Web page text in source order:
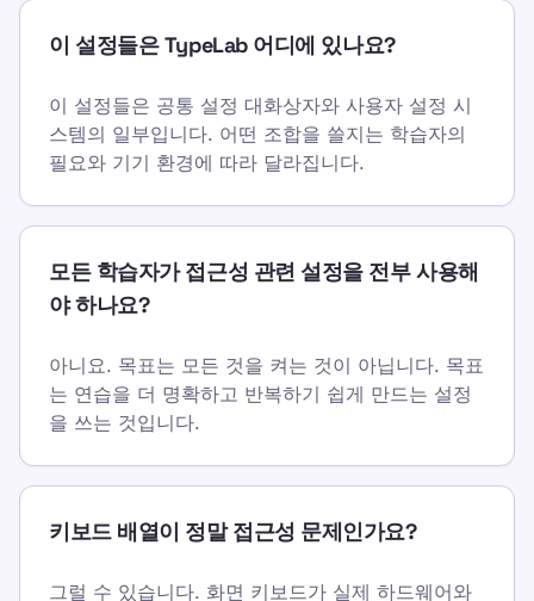
이 설정들은 TypeLab 어디에 있나요?
이 설정들은 공통 설정 대화상자와 사용자 설정 시
스템의 일부입니다. 어떤 조합을 쓸지는 학습자의
필요와 기기 환경에 따라 달라집니다.
모든 학습자가 접근성 관련 설정을 전부 사용해
야 하나요?
아니요. 목표는 모든 것을 켜는 것이 아닙니다. 목표
는 연습을 더 명확하고 반복하기 쉽게 만드는 설정
을 쓰는 것입니다.
키보드 배열이 정말 접근성 문제인가요?
그럴 수 있습니다. 화면 키보드가 실제 하드웨어와